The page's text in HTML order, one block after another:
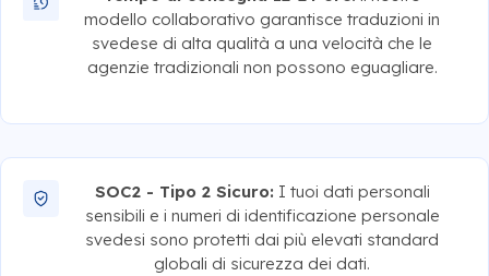
modello collaborativo garantisce traduzioni in
svedese di alta qualità a una velocità che le
agenzie tradizionali non possono eguagliare.
SOC2 - Tipo 2 Sicuro: I tuoi dati personali
sensibili e i numeri di identificazione personale
svedesi sono protetti dai più elevati standard
globali di sicurezza dei dati.